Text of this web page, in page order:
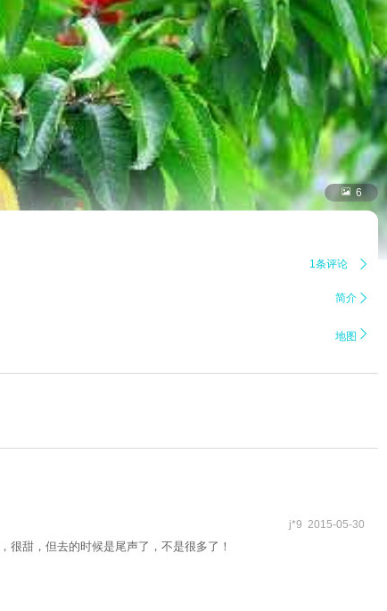
 6
1条评论 
简介 
地图 
j*9 2015-05-30
甜，但去的时候是尾声了，不是很多了！